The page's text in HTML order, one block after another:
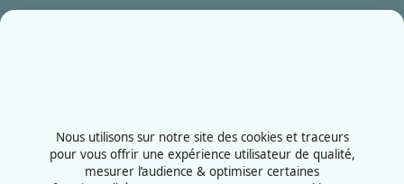
Rue de la Grange aux bois
57070 - Metz
Nous utilisons sur notre site des cookies et traceurs
pour vous offrir une expérience utilisateur de qualité,
mesurer l’audience & optimiser certaines